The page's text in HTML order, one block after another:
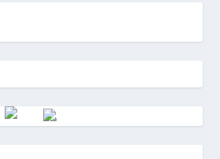
Vörösmarty Rádió